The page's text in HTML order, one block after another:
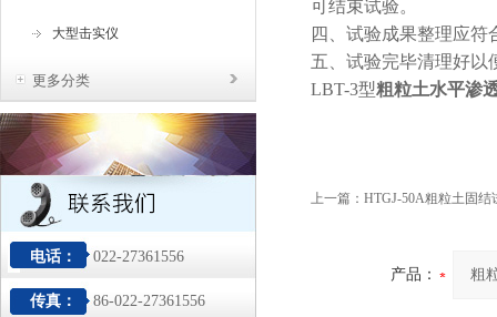
大型击实仪
更多分类
电话： 022-27361556
传真： 86-022-27361556
可结束试验。
四、试验成果整理应符
五、试验完毕清理好以
LBT-3型粗粒土水平渗
上一篇： HTGJ-50A粗粒土固结
产品：